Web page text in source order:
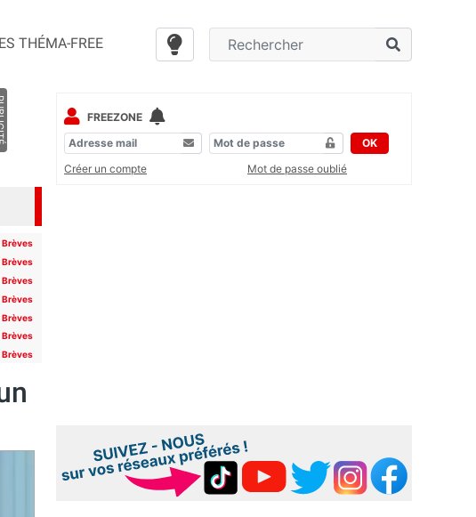
THÉMA-FREE
Brèves
Brèves
Brèves
Brèves
Brèves
Brèves
Brèves
FREEZONE
OK
Créer un compte
Mot de passe oublié